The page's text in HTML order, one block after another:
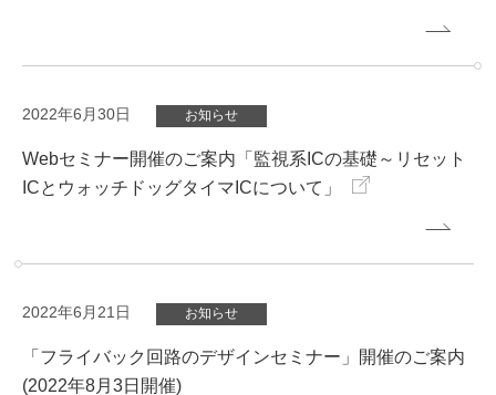
2022年6月30日 お知らせ
Webセミナー開催のご案内「監視系ICの基礎～リセット
ICとウォッチドッグタイマICについて」
2022年6月21日 お知らせ
「フライバック回路のデザインセミナー」開催のご案内
(2022年8月3日開催)